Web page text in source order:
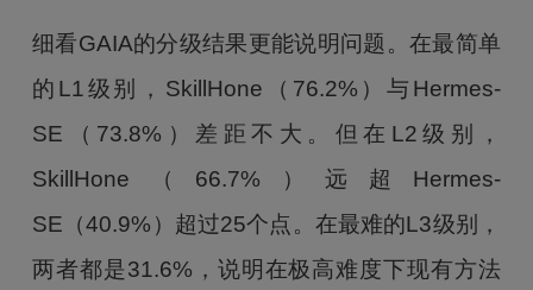
细看GAIA的分级结果更能说明问题。在最简单
的L1级别，SkillHone（76.2%）与Hermes-
SE（73.8%）差距不大。但在L2级别，
SkillHone（66.7%）远超Hermes-
SE（40.9%）超过25个点。在最难的L3级别，
两者都是31.6%，说明在极高难度下现有方法